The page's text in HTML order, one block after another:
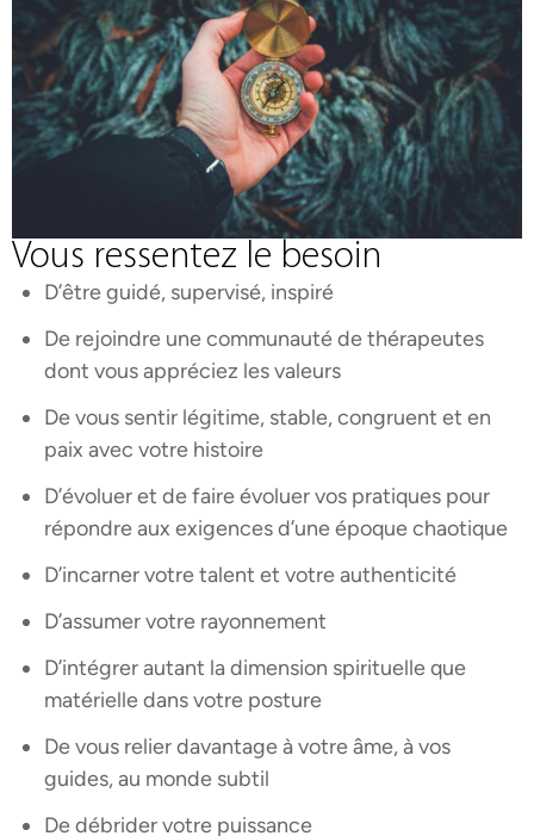
Vous ressentez le besoin
D’être guidé, supervisé, inspiré
De rejoindre une communauté de thérapeutes
dont vous appréciez les valeurs
De vous sentir légitime, stable, congruent et en
paix avec votre histoire
D’évoluer et de faire évoluer vos pratiques pour
répondre aux exigences d’une époque chaotique
D’incarner votre talent et votre authenticité
D’assumer votre rayonnement
D’intégrer autant la dimension spirituelle que
matérielle dans votre posture
De vous relier davantage à votre âme, à vos
guides, au monde subtil
De débrider votre puissance